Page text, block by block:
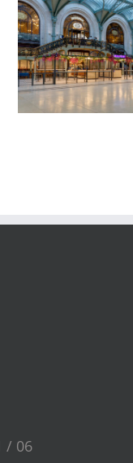
Gare de
/ 06